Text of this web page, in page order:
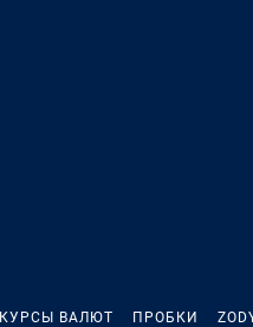
КУРСЫ ВАЛЮТ ПРОБКИ